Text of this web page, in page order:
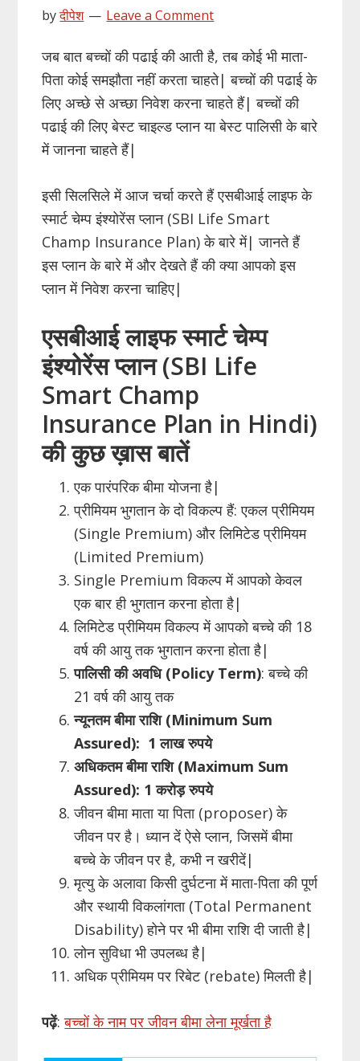
byदीपेश Leave a Comment
जब बात बच्चों की पढाई की आती है, तब कोई भी माता-
पिता कोई समझौता नहीं करता चाहते| बच्चों की पढाई के
लिए अच्छे से अच्छा निवेश करना चाहते हैं| बच्चों की
पढाई की लिए बेस्ट चाइल्ड प्लान या बेस्ट पालिसी के बारे
में जानना चाहते हैं|
इसी सिलसिले में आज चर्चा करते हैं एसबीआई लाइफ के
स्मार्ट चेम्प इंश्योरेंस प्लान (SBI Life Smart
Champ Insurance Plan) के बारे में| जानते हैं
इस प्लान के बारे में और देखते हैं की क्या आपको इस
प्लान में निवेश करना चाहिए|
एसबीआई लाइफ स्मार्ट चेम्प
इंश्योरेंस प्लान (SBI Life
Smart Champ
Insurance Plan in Hindi)
की कुछ ख़ास बातें
एक पारंपरिक बीमा योजना है|
प्रीमियम भुगतान के दो विकल्प हैं: एकल प्रीमियम
(Single Premium) और लिमिटेड प्रीमियम
(Limited Premium)
Single Premium विकल्प में आपको केवल
एक बार ही भुगतान करना होता है|
लिमिटेड प्रीमियम विकल्प में आपको बच्चे की 18
वर्ष की आयु तक भुगतान करना होता है|
पालिसी की अवधि (Policy Term): बच्चे की
21 वर्ष की आयु तक
न्यूनतमबीमा राशि (Minimum Sum
Assured): 1 लाख रुपये
अधिकतमबीमा राशि (Maximum Sum
Assured): 1करोड़रुपये
जीवन बीमा माता या पिता (proposer) के
जीवन पर है। ध्यान दें ऐसे प्लान, जिसमें बीमा
बच्चे के जीवन पर है, कभी न खरीदें|
मृत्यु के अलावा किसी दुर्घटना में माता-पिता की पूर्ण
और स्थायी विकलांगता (Total Permanent
Disability) होने पर भी बीमा राशि दी जाती है|
लोन सुविधा भी उपलब्ध है|
अधिक प्रीमियम पर रिबेट (rebate) मिलती है|
पढ़ें:बच्चों के नाम पर जीवन बीमा लेना मूर्खता है